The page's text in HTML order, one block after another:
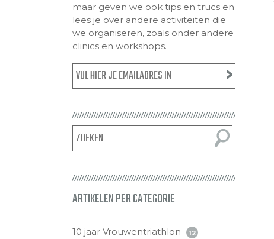
maar geven we ook tips en trucs en
lees je over andere activiteiten die
we organiseren, zoals onder andere
clinics en workshops.
ARTIKELEN PER CATEGORIE
10 jaar Vrouwentriathlon 12